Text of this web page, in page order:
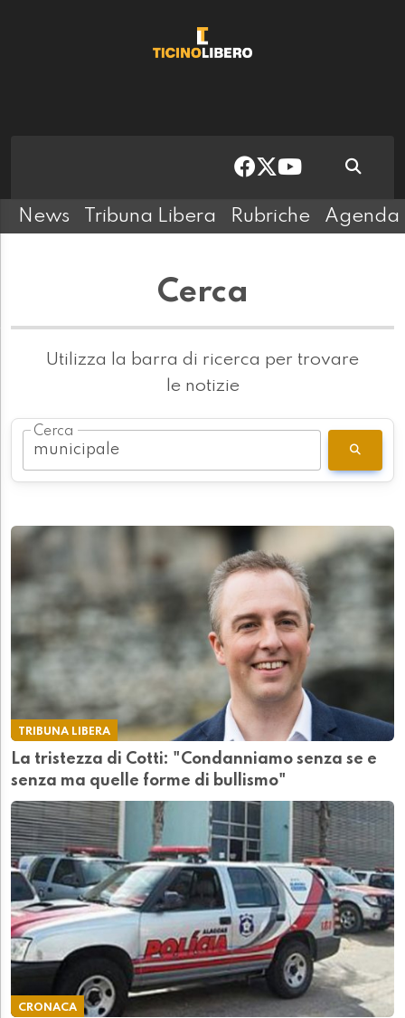
News Tribuna Libera Rubriche Agenda
Cerca
Utilizza la barra di ricerca per trovare
le notizie
Cerca
TRIBUNA LIBERA
La tristezza di Cotti: "Condanniamo senza se e
senza ma quelle forme di bullismo"
CRONACA